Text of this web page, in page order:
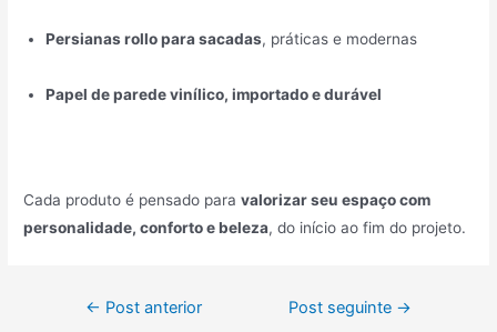
Persianas rollo para sacadas, práticas e modernas
Papel de parede vinílico, importado e durável
Cada produto é pensado paravalorizar seu espaço com
personalidade, conforto e beleza, do início ao fim do projeto.
← Post anterior Post seguinte →